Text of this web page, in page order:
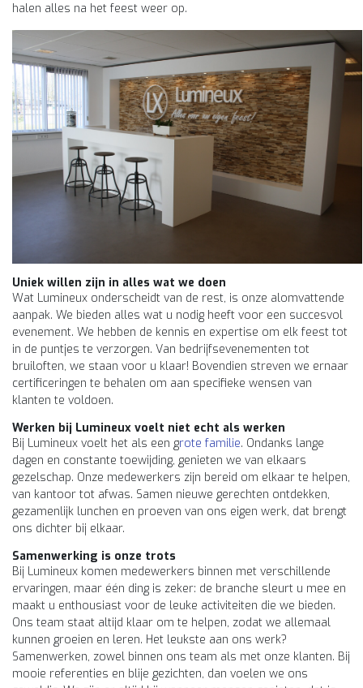
halen alles na het feest weer op.
Uniek willen zijn in alles wat we doen
Wat Lumineux onderscheidt van de rest, is onze alomvattende
aanpak. We bieden alles wat u nodig heeft voor een succesvol
evenement. We hebben de kennis en expertise om elk feest tot
in de puntjes te verzorgen. Van bedrijfsevenementen tot
bruiloften, we staan voor u klaar! Bovendien streven we ernaar
certificeringen te behalen om aan specifieke wensen van
klanten te voldoen.
Werken bij Lumineux voelt niet echt als werken
Bij Lumineux voelt het als een grote familie. Ondanks lange
dagen en constante toewijding, genieten we van elkaars
gezelschap. Onze medewerkers zijn bereid om elkaar te helpen,
van kantoor tot afwas. Samen nieuwe gerechten ontdekken,
gezamenlijk lunchen en proeven van ons eigen werk, dat brengt
ons dichter bij elkaar.
Samenwerking is onze trots
Bij Lumineux komen medewerkers binnen met verschillende
ervaringen, maar één ding is zeker: de branche sleurt u mee en
maakt u enthousiast voor de leuke activiteiten die we bieden.
Ons team staat altijd klaar om te helpen, zodat we allemaal
kunnen groeien en leren. Het leukste aan ons werk?
Samenwerken, zowel binnen ons team als met onze klanten. Bij
mooie referenties en blije gezichten, dan voelen we ons